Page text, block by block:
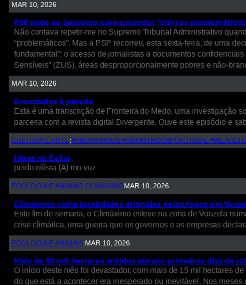
MAR 10, 2026
PSP pede ao Supremo para esconder “bairros
Não contava repetir-me no Supremo Tribunal Administrativo
“problemáticos”. Mas a PSP recorreu, esta sexta-feira, de uma
fundamental”: o acesso de jornalistas a documentos
Sensíveis” (ZUS), áreas desproporcionalmente pobres e não-
MAR 10, 2026
Encostados à parede
Esta é uma transcrição de Fronteira do Medo, uma investigação
parceria com a revista digital Divergente. Ouve este episódio e
CULTURA E ARTE:#ANONYMOUS #ANONYNOUSPORTUGAL
Ideas no Exilio
peido nilista (A) mo vuz
ECOLOGIA E ANIMAIS:CLIMAXIMOMAR 10, 2026
Climáximo visita localidades atingidas pelos fogos em
Este fim de semana, o Climáximo esteve na zona de Vouzela
crise climática, uma guerra que os governos e as empresas
ECOLOGIA E ANIMAIS: MAR 10, 2026
Mais de 30 mil hectares ardidos até aos primeiros dias de
O início deste mês foi devastador, com mais de 15 mil hectares
do que está a acontecer era inesperado ou inevitável. Nos